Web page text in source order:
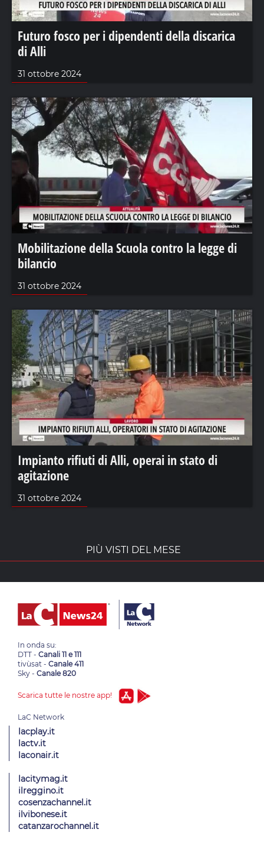
Futuro fosco per i dipendenti della discarica
di Alli
31 ottobre 2024
Mobilitazione della Scuola contro la legge di
bilancio
31 ottobre 2024
Impianto rifiuti di Alli, operai in stato di
agitazione
31 ottobre 2024
PIÙ VISTI DEL MESE
In onda su:
DTT - Canali 11 e 111
tivùsat - Canale 411
Sky - Canale 820
Scarica tutte le nostre app!
lacplay.it
lactv.it
laconair.it
lacitymag.it
ilreggino.it
cosenzachannel.it
ilvibonese.it
catanzarochannel.it